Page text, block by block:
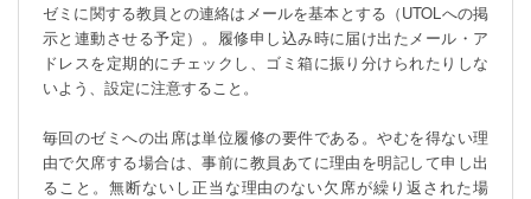
ゼミに関する教員との連絡はメールを基本とする（UTOLへの掲
示と連動させる予定）。履修申し込み時に届け出たメール・ア
ドレスを定期的にチェックし、ゴミ箱に振り分けられたりしな
いよう、設定に注意すること。
毎回のゼミへの出席は単位履修の要件である。やむを得ない理
由で欠席する場合は、事前に教員あてに理由を明記して申し出
ること。無断ないし正当な理由のない欠席が繰り返された場